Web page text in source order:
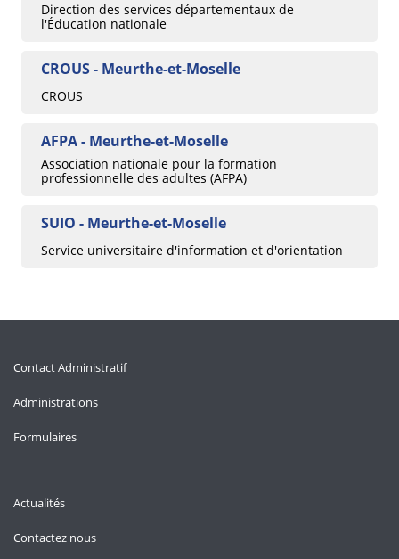
Direction des services départementaux de
l'Éducation nationale
CROUS - Meurthe-et-Moselle
CROUS
AFPA - Meurthe-et-Moselle
Association nationale pour la formation
professionnelle des adultes (AFPA)
SUIO - Meurthe-et-Moselle
Service universitaire d'information et d'orientation
Contact Administratif
Administrations
Formulaires
Actualités
Contactez nous